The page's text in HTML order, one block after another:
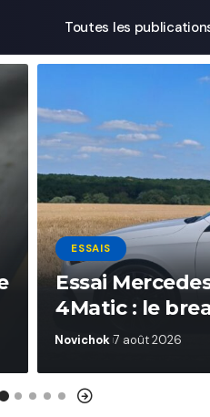
Toutes les
ESSAIS
Essai
4Matic : le
Novichok 7 août 2026